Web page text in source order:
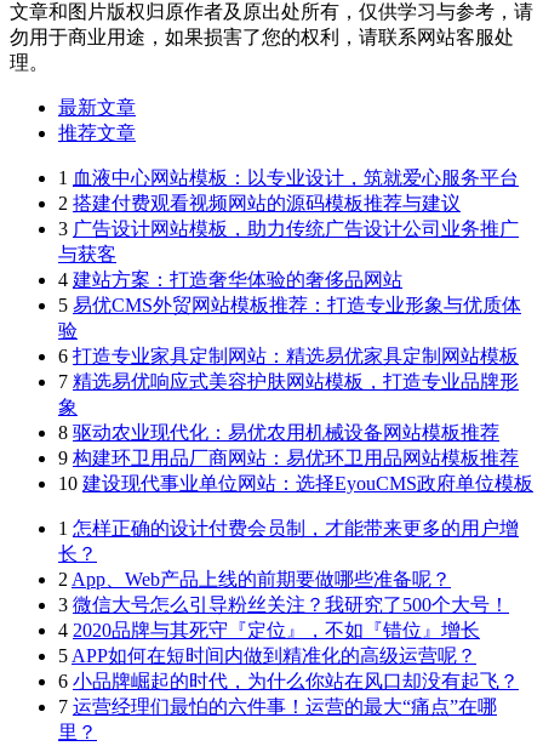
文章和图片版权归原作者及原出处所有，仅供学习与参考，请
勿用于商业用途，如果损害了您的权利，请联系网站客服处
理。
最新文章
推荐文章
1 血液中心网站模板：以专业设计，筑就爱心服务平台
2 搭建付费观看视频网站的源码模板推荐与建议
3 广告设计网站模板，助力传统广告设计公司业务推广
与获客
4 建站方案：打造奢华体验的奢侈品网站
5 易优CMS外贸网站模板推荐：打造专业形象与优质体
验
6 打造专业家具定制网站：精选易优家具定制网站模板
7 精选易优响应式美容护肤网站模板，打造专业品牌形
象
8 驱动农业现代化：易优农用机械设备网站模板推荐
9 构建环卫用品厂商网站：易优环卫用品网站模板推荐
10 建设现代事业单位网站：选择EyouCMS政府单位模板
1 怎样正确的设计付费会员制，才能带来更多的用户增
长？
2 App、Web产品上线的前期要做哪些准备呢？
3 微信大号怎么引导粉丝关注？我研究了500个大号！
4 2020品牌与其死守『定位』，不如『错位』增长
5 APP如何在短时间内做到精准化的高级运营呢？
6 小品牌崛起的时代，为什么你站在风口却没有起飞？
7 运营经理们最怕的六件事！运营的最大“痛点”在哪
里？